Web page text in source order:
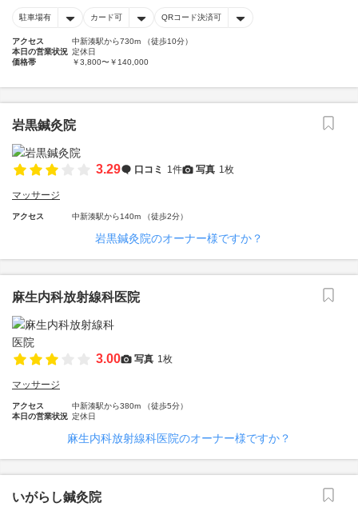
駐車場有 カード可 QRコード決済可
アクセス
中新湊駅から730m （徒歩10分）
本日の営業状況 定休日
価格帯
￥3,800〜￥140,000
岩黒鍼灸院
3.29 口コミ 1件 写真 1枚
マッサージ
アクセス 中新湊駅から140m （徒歩2分）
岩黒鍼灸院のオーナー様ですか？
麻生内科放射線科医院
3.00 写真 1枚
マッサージ
アクセス
中新湊駅から380m （徒歩5分）
本日の営業状況 定休日
麻生内科放射線科医院のオーナー様ですか？
いがらし鍼灸院